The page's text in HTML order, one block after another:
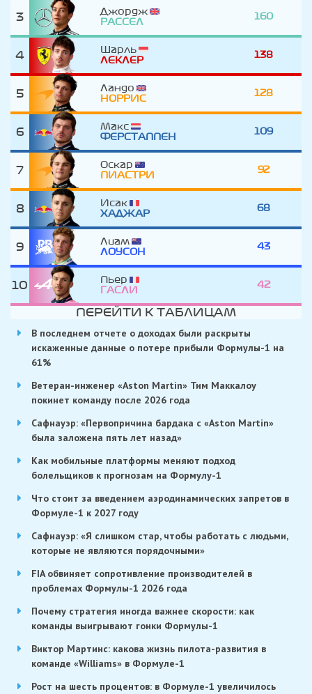
3
Джордж
РАССЕЛ
160
4
Шарль
ЛЕКЛЕР
138
5
Ландо
НОРРИС
128
6
Макс
ФЕРСТАППЕН
109
7
Оскар
ПИАСТРИ
92
8
Исак
ХАДЖАР
68
9
Лиам
ЛОУСОН
43
10
Пьер
ГАСЛИ
42
ПЕРЕЙТИ К ТАБЛИЦАМ
В последнем отчете о доходах были раскрыты
искаженные данные о потере прибыли Формулы-1 на
61%
Ветеран-инженер «Aston Martin» Тим Маккалоу
покинет команду после 2026 года
Сафнауэр: «Первопричина бардака с «Aston Martin»
была заложена пять лет назад»
Как мобильные платформы меняют подход
болельщиков к прогнозам на Формулу-1
Что стоит за введением аэродинамических запретов в
Формуле-1 к 2027 году
Сафнауэр: «Я слишком стар, чтобы работать с людьми,
которые не являются порядочными»
FIA обвиняет сопротивление производителей в
проблемах Формулы-1 2026 года
Почему стратегия иногда важнее скорости: как
команды выигрывают гонки Формулы-1
Виктор Мартинс: какова жизнь пилота-развития в
команде «Williams» в Формуле-1
Рост на шесть процентов: в Формуле-1 увеличилось